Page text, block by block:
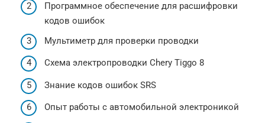
Программное обеспечение для расшифровки
кодов ошибок
Мультиметр для проверки проводки
Схема электропроводки Chery Tiggo 8
Знание кодов ошибок SRS
Опыт работы с автомобильной электроникой